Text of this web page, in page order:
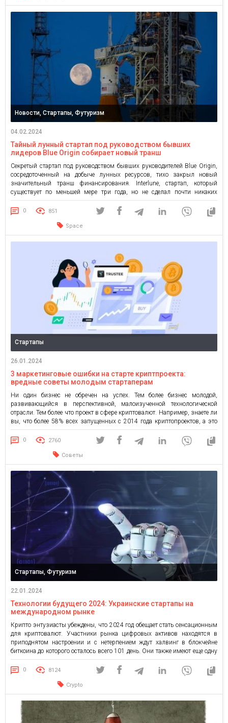
Новости, Стартапы, Футуризм
04.02.2024
Тайный лунный стартап под руководством бывших
лидеров Blue Origin собирает новый транш
Cекретый стартап под руководством бывших руководителей Blue Origin,
сосредоточенный на добыче лунных ресурсов, тихо закрыл новый
значительный транш финансирования. Interlune, стартап, который
существует по меньшей мере три года, но не сделал почти никаких
публичных заявлений о своей технологии, привлек 15,5 миллиона
долларов нового финансирования и планирует закрыть еще 2 миллиона
долларов. Представитель Interlune отказался комментировать […]
0 851
Space
Стартапы
26.01.2024
3 маркетинговые ошибки на старте криптпроекта:
вредные советы молодым стартаперам
Ни один бизнес не обречен на успех. Тем более бизнес молодой,
развивающийся в перспективной, малоизученной технологической
отрасли. Тем более что проект в сфере криптовалют. Например, знаете ли
вы, что более 58% всех запущенных с 2014 года криптопроектов, а это
около 14 000 продуктов и сервисов, прекратили свое существование? В
то же время большая часть (40% […]
0 2760
Советы
Стартапы, Футуризм
22.01.2024
Технологии будущего 2024: Украинские стартапы на
международном рынке
Крипто энтузиасты убеждены, что 2024 год обещает стать сенсационным
для криптовалют. Участники рынка цифровых активов находятся в
приподнятом настроении и с нетерпением ждут халвинг в блокчейне
биткоина до которого осталось всего 101 день. Они также имеют еще одну
причину для радости — запуск спотового Биткоина-ETF. Несмотря на то,
что термины «блокчейн», «криптовалюта» и «майнинг» еще […]
0 8124
Crypto